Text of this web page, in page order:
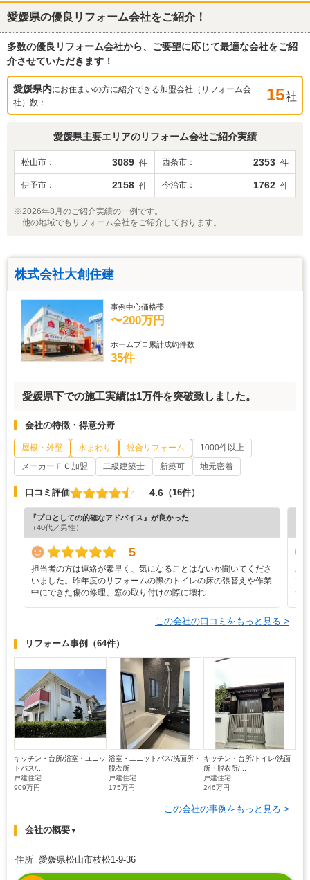
愛媛県の優良リフォーム会社をご紹介！
多数の優良リフォーム会社から、ご要望に応じて最適な会社をご紹
介させていただきます！
愛媛県内にお住まいの方に紹介できる加盟会社（リフォーム会
社）数：
15社
愛媛県主要エリアのリフォーム会社ご紹介実績
松山市 3089 件 西条市 2353 件
伊予市 2158 件 今治市 1762 件
※2026年8月のご紹介実績の一例です。
他の地域でもリフォーム会社をご紹介しております。
株式会社大創住建
事例中心価格帯
〜200万円
ホームプロ累計成約件数
35件
愛媛県下での施工実績は1万件を突破致しました。
会社の特徴・得意分野
屋根・外壁 水まわり 総合リフォーム
1000件以上
メーカーＦＣ加盟
二級建築士 新築可 地元密着
口コミ評価 4.6 （16件）
『プロとしての的確なアドバイス』が良かった
（40代／男性）
5
担当者の方は連絡が素早く、気になることはないか聞いてくださ
いました。昨年度のリフォームの際のトイレの床の張替えや作業
中にできた傷の修理、窓の取り付けの際に壊れ…
こ
で
ー
この会社の口コミをもっと見る >
リフォーム事例 （64件）
キッチン・台所/浴室・ユニッ
トバス/...
戸建住宅
909万円
浴室・ユニットバス/洗面所・
脱衣所
戸建住宅
175万円
キッチン・台所/トイレ/洗面
所・脱衣所/...
戸建住宅
246万円
この会社の事例をもっと見る >
会社の概要▼
住所 愛媛県松山市枝松1-9-36